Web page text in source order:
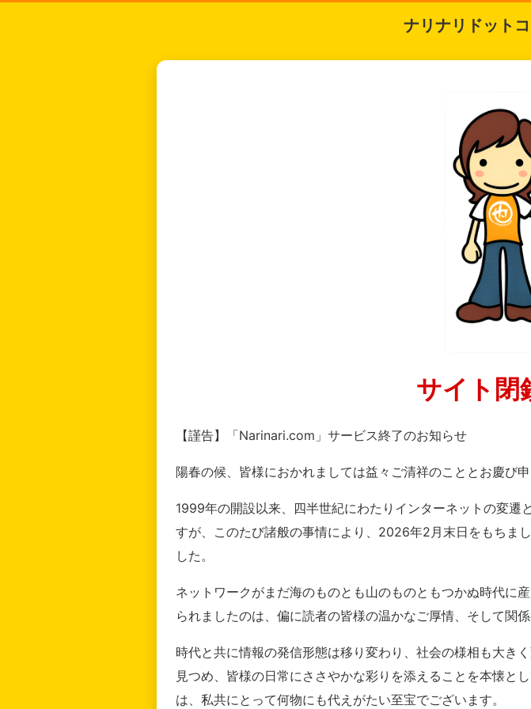
ナリナリドット
サイト閉
【謹告】「Narinari.com」サービス終了のお知らせ
陽春の候、皆様におかれましては益々ご清祥のこととお慶び申
1999年の開設以来、四半世紀にわたりインターネットの変遷
すが、このたび諸般の事情により、2026年2月末日をもちま
した。
ネットワークがまだ海のものとも山のものともつかぬ時代に
られましたのは、偏に読者の皆様の温かなご厚情、そして関
時代と共に情報の発信形態は移り変わり、社会の様相も大き
見つめ、皆様の日常にささやかな彩りを添えることを本懐と
は、私共にとって何物にも代えがたい至宝でございます。